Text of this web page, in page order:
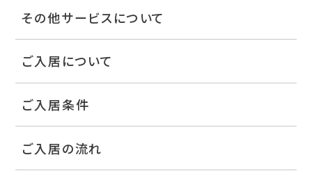
その他サービスについて
ご入居について
ご入居条件
ご入居の流れ